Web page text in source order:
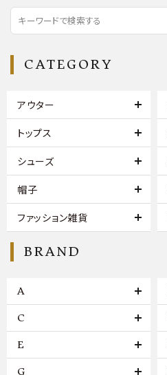
CATEGORY
アウター
トップス
シューズ
帽子
ファッション雑貨
BRAND
A
C
E
G